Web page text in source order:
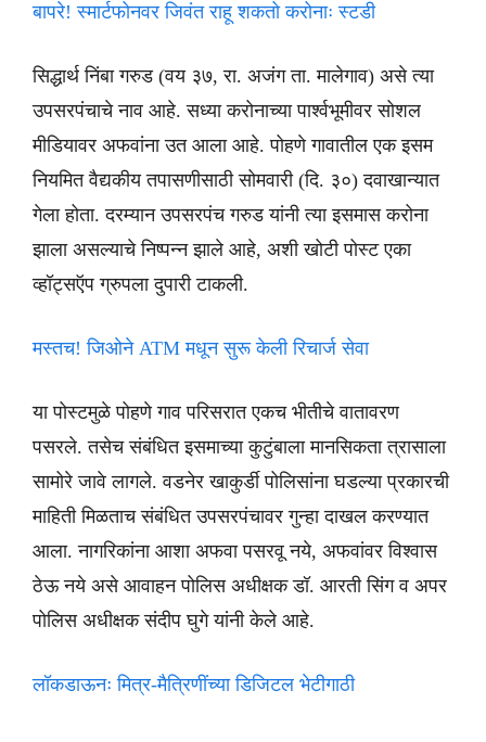
बापरे! स्मार्टफोनवर जिवंत राहू शकतो करोनाः स्टडी
सिद्धार्थ निंबा गरुड (वय ३७, रा. अजंग ता. मालेगाव) असे त्या
उपसरपंचाचे नाव आहे. सध्या करोनाच्या पार्श्वभूमीवर सोशल
मीडियावर अफवांना उत आला आहे. पोहणे गावातील एक इसम
नियमित वैद्यकीय तपासणीसाठी सोमवारी (दि. ३०) दवाखान्यात
गेला होता. दरम्यान उपसरपंच गरुड यांनी त्या इसमास करोना
झाला असल्याचे निष्पन्न झाले आहे, अशी खोटी पोस्ट एका
व्हॉट्सऍप ग्रुपला दुपारी टाकली.
मस्तच! जिओने ATM मधून सुरू केली रिचार्ज सेवा
या पोस्टमुळे पोहणे गाव परिसरात एकच भीतीचे वातावरण
पसरले. तसेच संबंधित इसमाच्या कुटुंबाला मानसिकता त्रासाला
सामोरे जावे लागले. वडनेर खाकुर्डी पोलिसांना घडल्या प्रकारची
माहिती मिळताच संबंधित उपसरपंचावर गुन्हा दाखल करण्यात
आला. नागरिकांना आशा अफवा पसरवू नये, अफवांवर विश्वास
ठेऊ नये असे आवाहन पोलिस अधीक्षक डॉ. आरती सिंग व अपर
पोलिस अधीक्षक संदीप घुगे यांनी केले आहे.
लॉकडाऊनः मित्र-मैत्रिणींच्या डिजिटल भेटीगाठी